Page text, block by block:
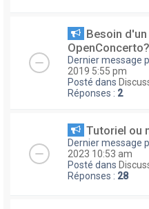
Besoin
OpenConcerto?
Dernier message
2019 5:55 pm
Posté dans
Réponses : 2
Tutoriel ou
Dernier message
2023 10:53 am
Posté dans
Réponses : 28